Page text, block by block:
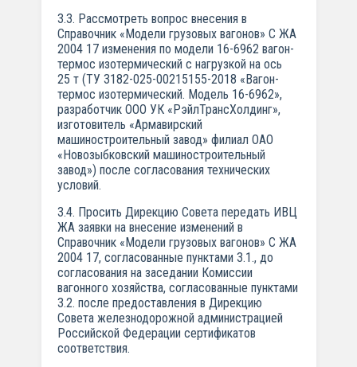
3.3. Рассмотреть вопрос внесения в
Справочник «Модели грузовых вагонов» С ЖА
2004 17 изменения по модели 16-6962 вагон-
термос изотермический с нагрузкой на ось
25 т (ТУ 3182-025-00215155-2018 «Вагон-
термос изотермический. Модель 16-6962»,
разработчик ООО УК «РэйлТрансХолдинг»,
изготовитель «Армавирский
машиностроительный завод» филиал ОАО
«Новозыбковский машиностроительный
завод») после согласования технических
условий.
3.4. Просить Дирекцию Совета передать ИВЦ
ЖА заявки на внесение изменений в
Справочник «Модели грузовых вагонов» С ЖА
2004 17, согласованные пунктами 3.1., до
согласования на заседании Комиссии
вагонного хозяйства, согласованные пунктами
3.2. после предоставления в Дирекцию
Совета железнодорожной администрацией
Российской Федерации сертификатов
соответствия.